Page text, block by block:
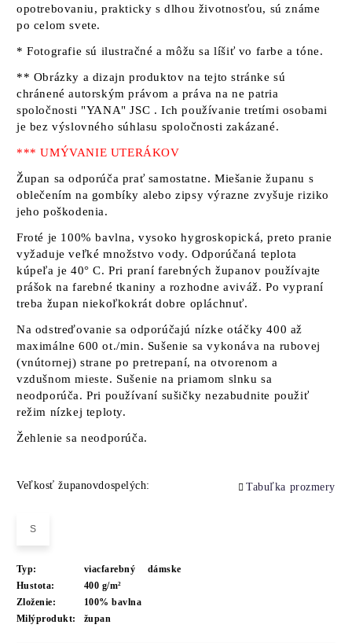
opotrebovaniu, prakticky s dlhou životnosťou, sú známe
po celom svete.
* Fotografie sú ilustračné a môžu sa líšiť vo farbe a tóne.
** Obrázky a dizajn produktov na tejto stránke sú
chránené autorským právom a práva na ne patria
spoločnosti "YANA" JSC . Ich používanie tretími osobami
je bez výslovného súhlasu spoločnosti zakázané.
*** UMÝVANIE UTERÁKOV
Župan sa odporúča prať samostatne. Miešanie županu s
oblečením na gombíky alebo zipsy výrazne zvyšuje riziko
jeho poškodenia.
Froté je 100% bavlna, vysoko hygroskopická, preto pranie
vyžaduje veľké množstvo vody. Odporúčaná teplota
kúpeľa je 40° C. Pri praní farebných županov používajte
prášok na farebné tkaniny a rozhodne aviváž. Po vypraní
treba župan niekoľkokrát dobre opláchnuť.
Na odstreďovanie sa odporúčajú nízke otáčky 400 až
maximálne 600 ot./min. Sušenie sa vykonáva na rubovej
(vnútornej) strane po pretrepaní, na otvorenom a
vzdušnom mieste. Sušenie na priamom slnku sa
neodporúča. Pri používaní sušičky nezabudnite použiť
režim nízkej teploty.
Žehlenie sa neodporúča.
Veľkosť županovdospelých: Tabuľka prozmery
S
Typ: viacfarebný
dámske
Hustota:
400 g/m²
Zloženie:
100% bavlna
Milýprodukt:
župan